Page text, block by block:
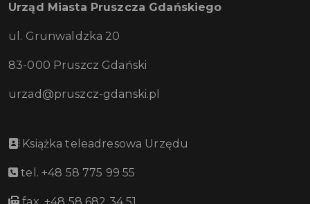
Urząd Miasta Pruszcza Gdańskiego
ul. Grunwaldzka 20
83-000 Pruszcz Gdański
urzad@pruszcz-gdanski.pl
Książka teleadresowa Urzędu
tel. +48 58 775 99 55